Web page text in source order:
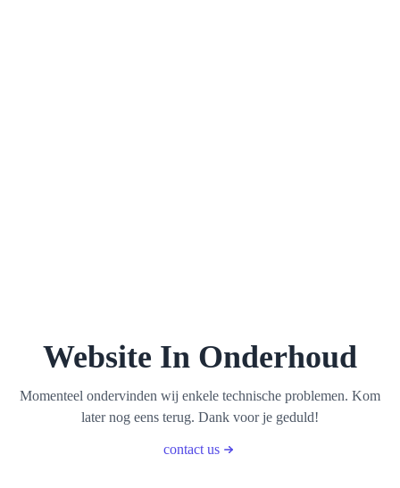
Website In Onderhoud
Momenteel ondervinden wij enkele technische problemen. Kom
later nog eens terug. Dank voor je geduld!
contact us